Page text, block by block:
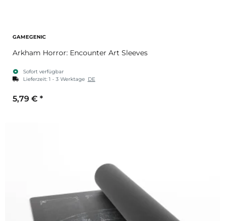
GAMEGENIC
Arkham Horror: Encounter Art Sleeves
Sofort verfügbar
Lieferzeit: 1 - 3 Werktage DE
5,79 € *